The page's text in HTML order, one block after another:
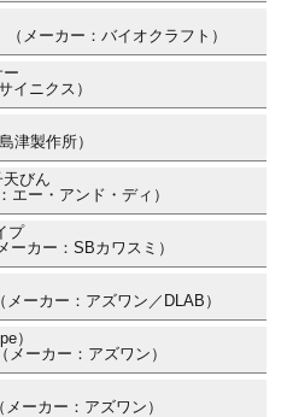
メーカー：バイオクラフト）
ー
ニクス）
津製作所）
びん
ー・アンド・ディ）
プ
カー：SBカワスミ）
ーカー：アズワン／DLAB）
）
ーカー：アズワン）
ーカー：アズワン）